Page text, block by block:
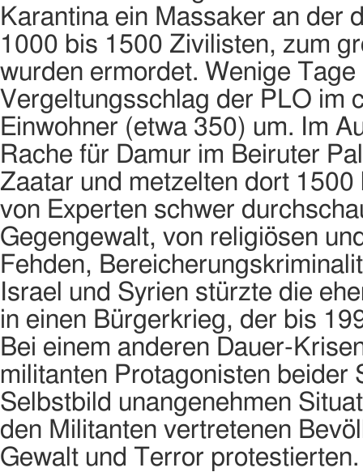
Karantina ein Massaker an der
1000 bis 1500 Zivilisten, zum
wurden ermordet. Wenige
Vergeltungsschlag der PLO im
Einwohner (etwa 350) um. Im
Rache für Damur im Beiruter
Zaatar und metzelten dort
von Experten schwer
Gegengewalt, von religiösen
Fehden,
Israel und Syrien stürzte die
in einen Bürgerkrieg, der bis
Bei einem anderen Dauer-
militanten Protagonisten beider
Selbstbild unangenehmen
den Militanten vertretenen
Gewalt und Terror